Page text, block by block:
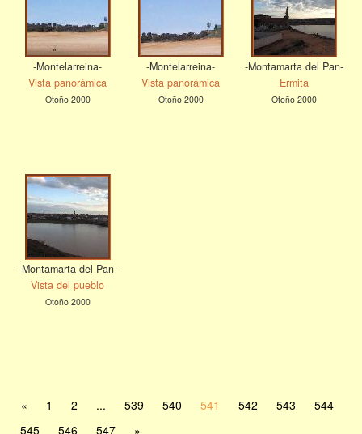
-Montelarreina-
Vista panorámica
Otoño 2000
-Montelarreina-
Vista panorámica
Otoño 2000
-Montamarta del Pan-
Ermita
Otoño 2000
-Montamarta del Pan-
Vista del pueblo
Otoño 2000
« 1 2 ... 539 540 541 542 543
544
545
546 547 »